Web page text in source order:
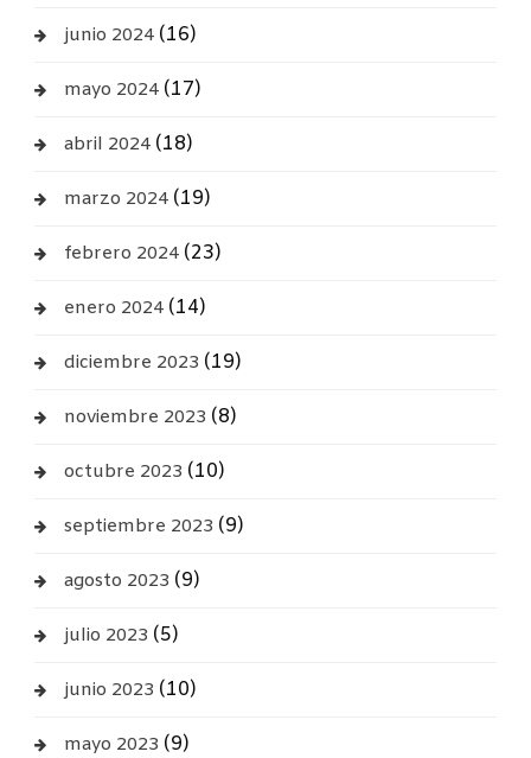
junio 2024(16)
mayo 2024(17)
abril 2024(18)
marzo 2024(19)
febrero 2024(23)
enero 2024(14)
diciembre 2023 (19)
noviembre 2023 (8)
octubre 2023 (10)
septiembre 2023 (9)
agosto 2023 (9)
julio 2023 (5)
junio 2023 (10)
mayo 2023 (9)